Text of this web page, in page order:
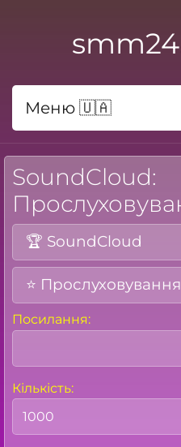
Меню 🇺🇦
SoundCloud:
Посилання:
Кількість: